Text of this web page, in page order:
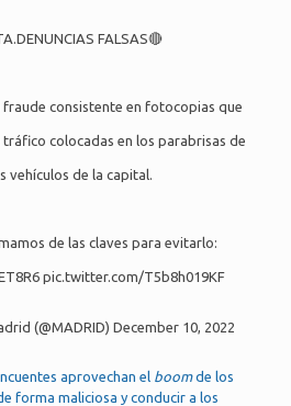
FALSAS🔴
consistente en fotocopias que
tráfico colocadas en los parabrisas de
vehículos de la capital.
de las claves para evitarlo:
pic.twitter.com/T5b8h019KF
(@MADRID)December 10, 2022
aprovechan el boomde los
forma maliciosa y conducir a los